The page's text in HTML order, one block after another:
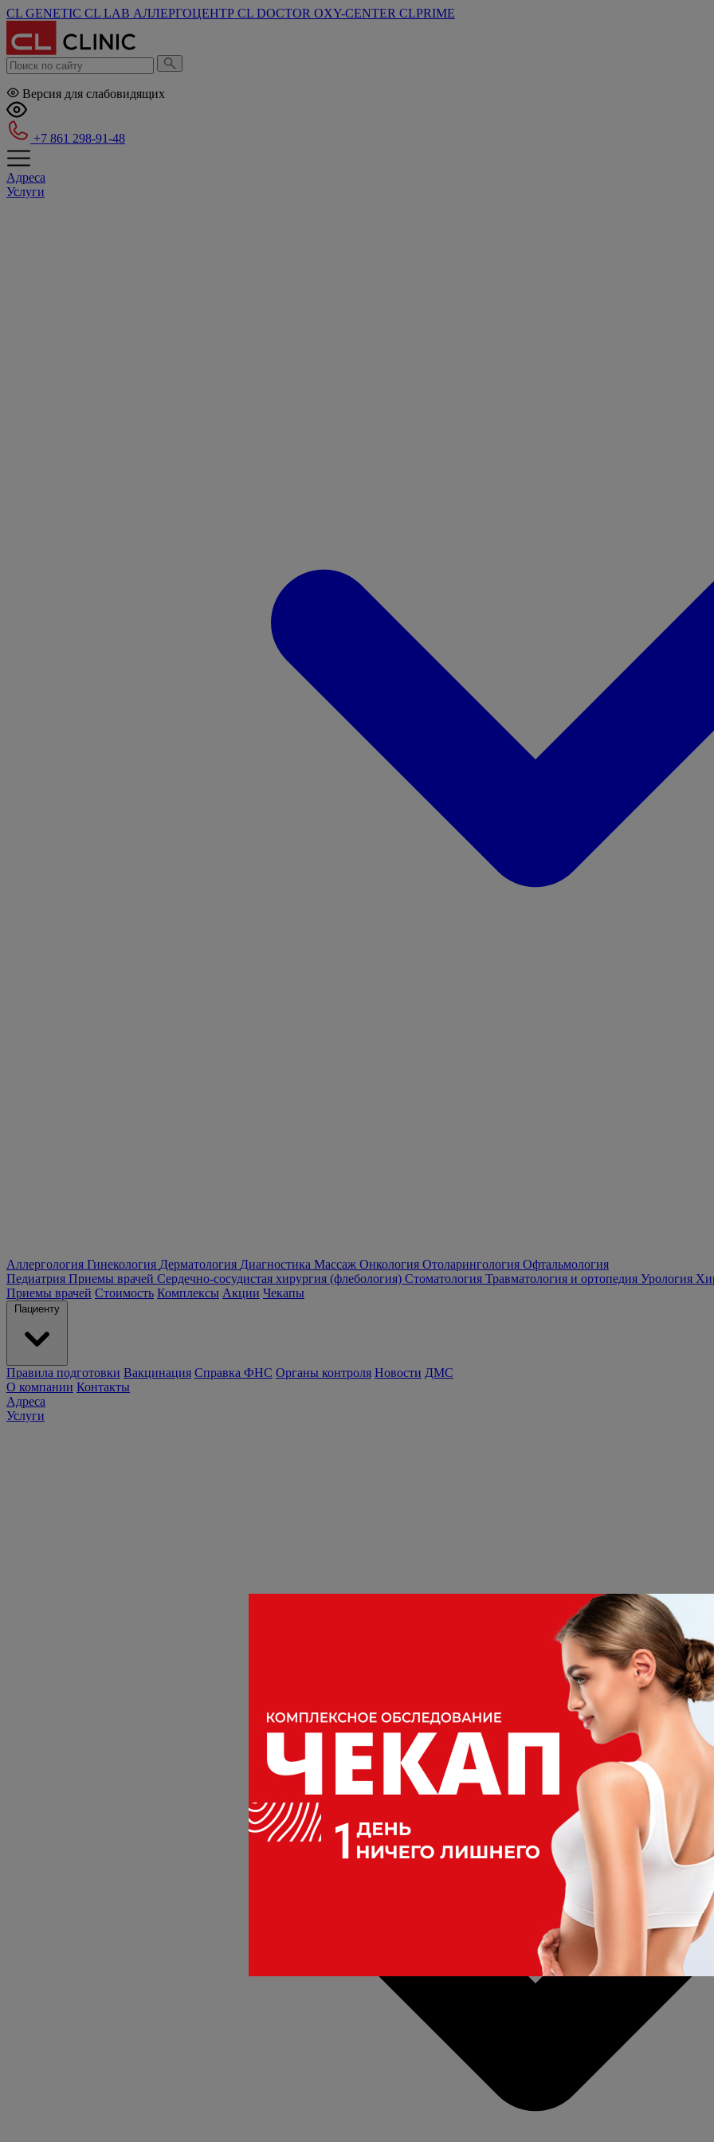
CL GENETIC CL LAB АЛЛЕРГОЦЕНТР CL DOCTOR OXY-CENTER CLPRIME
Версия для слабовидящих
+7 861 298-91-48
Адреса
Услуги
Аллергология Гинекология Дерматология Диагностика Массаж Онкология Отоларингология Офтальмология
Педиатрия Приемы врачей Сердечно-сосудистая хирургия (флебология) Стоматология Травматология и ортопедия Урология
Приемы врачей Стоимость Комплексы Акции Чекапы
Пациенту
Правила подготовки Вакцинация Справка ФНС Органы контроля Новости ДМС
О компании Контакты
Адреса
Услуги